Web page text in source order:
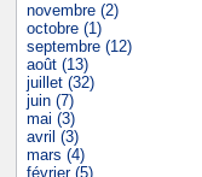
novembre (2)
octobre (1)
septembre (12)
août (13)
juillet (32)
juin (7)
mai (3)
avril (3)
mars (4)
février (5)